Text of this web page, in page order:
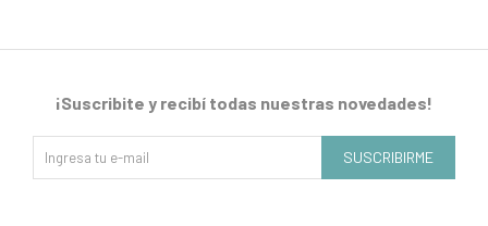
¡Suscribite y recibí todas nuestras novedades!
SUSCRIBIRME